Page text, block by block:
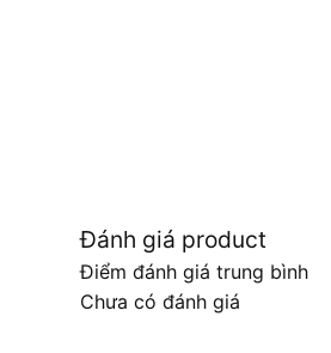
Đánh giá product
Điểm đánh giá trung bình
Chưa có đánh giá